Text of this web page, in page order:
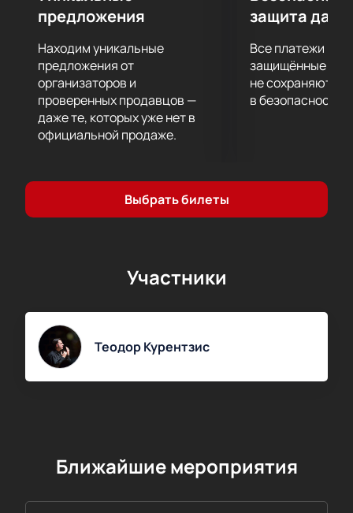
предложения
Находим уникальные
предложения от
организаторов и
проверенных продавцов —
даже те, которых уже нет в
официальной продаже.
защита
Все платежи
защищённые
не сохраняются
в безопасности.
Выбрать билеты
Участники
Теодор Курентзис
Ближайшие мероприятия